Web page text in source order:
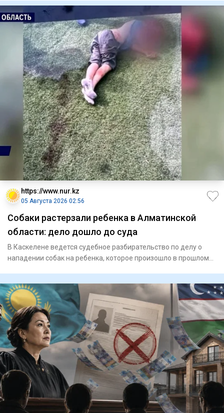
https://www.nur.kz
05 Августа 2026 02:56
Собаки растерзали ребенка в Алматинской
области: дело дошло до суда
В Каскелене ведется судебное разбирательство по делу о
нападении собак на ребенка, которое произошло в прошлом